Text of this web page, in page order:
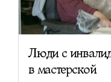
Люди с
в мастерской